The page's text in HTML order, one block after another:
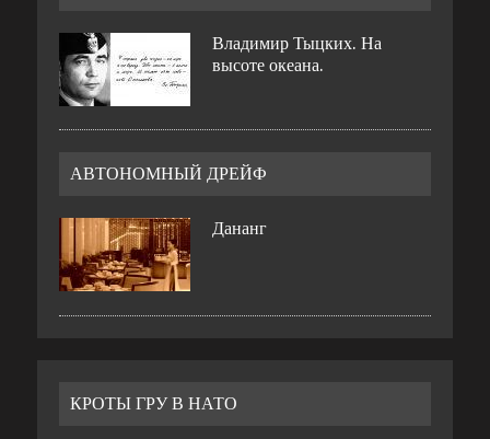
Владимир Тыцких. На
высоте океана.
АВТОНОМНЫЙ ДРЕЙФ
Дананг
КРОТЫ ГРУ В НАТО